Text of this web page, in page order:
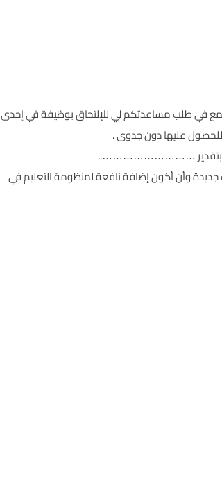
في طلب مساعدتكم لي للإلتحاق بوظيفة في إحدى
عليها دون جدوى .
………………………..
جديدة وأن أكون إضافة نافعة لمنظومة التعليم في